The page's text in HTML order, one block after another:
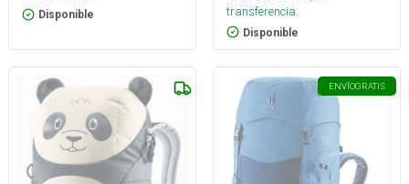
Disponible
transferencia.
Disponible
ENVÍOGRATIS